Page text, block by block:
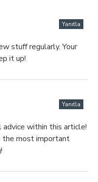
Yanıtla
stuff regularly. Your
it up!
Yanıtla
advice within this article!
most important